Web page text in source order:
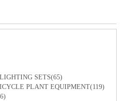
SETS(65)
PLANT EQUIPMENT(119)